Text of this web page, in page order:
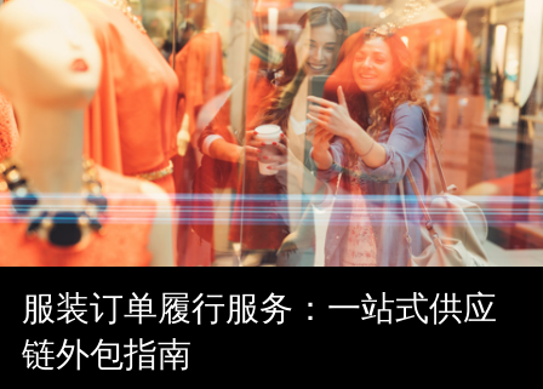
服装订单履行服务：一站式供应
链外包指南